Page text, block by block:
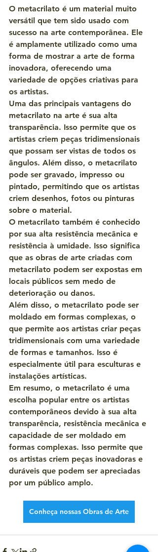
O metacrilato é um material muito
versátil que tem sido usado com
sucesso na arte contemporânea. Ele
é amplamente utilizado como uma
forma de mostrar a arte de forma
inovadora, oferecendo uma
variedade de opções criativas para
os artistas.
Uma das principais vantagens do
metacrilato na arte é sua alta
transparência. Isso permite que os
artistas criem peças tridimensionais
que possam ser vistas de todos os
ângulos. Além disso, o metacrilato
pode ser gravado, impresso ou
pintado, permitindo que os artistas
criem desenhos, fotos ou pinturas
sobre o material.
O metacrilato também é conhecido
por sua alta resistência mecânica e
resistência à umidade. Isso significa
que as obras de arte criadas com
metacrilato podem ser expostas em
locais públicos sem medo de
deterioração ou danos.
Além disso, o metacrilato pode ser
moldado em formas complexas, o
que permite aos artistas criar peças
tridimensionais com uma variedade
de formas e tamanhos. Isso é
especialmente útil para esculturas e
instalações artísticas.
Em resumo, o metacrilato é uma
escolha popular entre os artistas
contemporâneos devido à sua alta
transparência, resistência mecânica e
capacidade de ser moldado em
formas complexas. Isso permite que
os artistas criem peças inovadoras e
duráveis que podem ser apreciadas
por um público amplo.
Conheça nossas Obras de Arte